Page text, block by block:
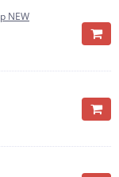
NEW